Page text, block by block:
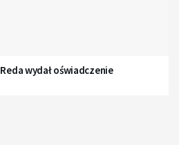
wydał oświadczenie